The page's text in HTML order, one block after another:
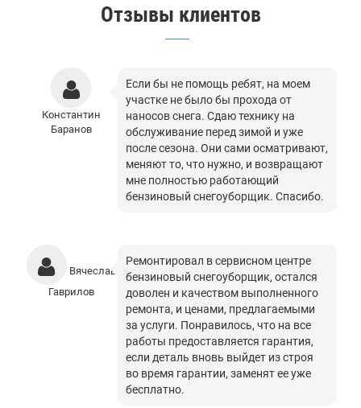
Отзывы клиентов
Константин
Баранов
Если бы не помощь ребят, на моем
участке не было бы прохода от
наносов снега. Сдаю технику на
обслуживание перед зимой и уже
после сезона. Они сами осматривают,
меняют то, что нужно, и возвращают
мне полностью работающий
бензиновый снегоуборщик. Спасибо.
Вячеслав
Гаврилов
Ремонтировал в сервисном центре
бензиновый снегоуборщик, остался
доволен и качеством выполненного
ремонта, и ценами, предлагаемыми
за услуги. Понравилось, что на все
работы предоставляется гарантия,
если деталь вновь выйдет из строя
во время гарантии, заменят ее уже
бесплатно.